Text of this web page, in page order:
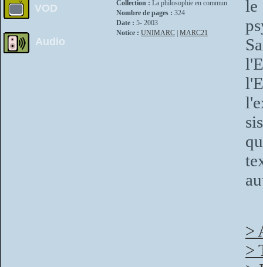
VOD
Audio
Collection : La philosophie en commun
Nombre de pages : 324
Date : 5- 2003
Notice : UNIMARC MARC21
>
>